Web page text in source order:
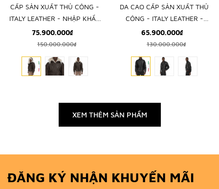
CẤP SẢN XUẤT THỦ CÔNG -
ITALY LEATHER - NHẬP KHẨU
CHÍNH NGẠCH TỪ Ý
75.900.000₫
150.000.000₫
DA CAO CẤP SẢN XUẤT THỦ
CÔNG - ITALY LEATHER -
NHẬP KHẨU CHÍNH NGẠCH
TỪ Ý
65.900.000₫
130.000.000₫
XEM THÊM SẢN PHẨM
ĐĂNG KÝ NHẬN KHUYẾN MÃI